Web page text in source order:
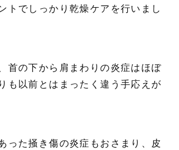
トでしっかり乾燥ケアを行いまし
首の下から肩まわりの炎症はほぼ
も以前とはまったく違う手応えが
った掻き傷の炎症もおさまり、皮